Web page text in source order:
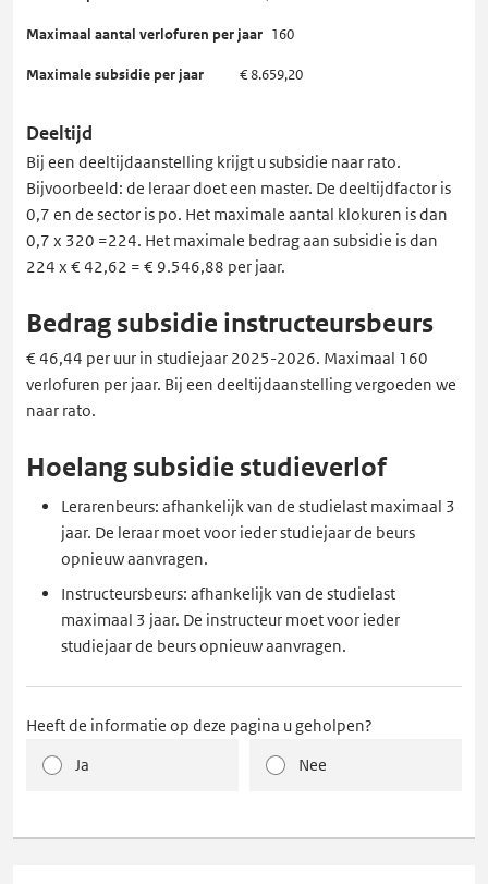
160
€ 8.659,20
Deeltijd
Bij een deeltijdaanstelling krijgt u subsidie naar rato.
Bijvoorbeeld: de leraar doet een master. De deeltijdfactor is
0,7 en de sector is po. Het maximale aantal klokuren is dan
0,7 x 320 =224. Het maximale bedrag aan subsidie is dan
224 x € 42,62 = € 9.546,88 per jaar.
Bedrag subsidie instructeursbeurs
€ 46,44 per uur in studiejaar 2025-2026. Maximaal 160
verlofuren per jaar. Bij een deeltijdaanstelling vergoeden we
naar rato.
Hoelang subsidie studieverlof
Lerarenbeurs: afhankelijk van de studielast maximaal 3
jaar. De leraar moet voor ieder studiejaar de beurs
opnieuw aanvragen.
Instructeursbeurs: afhankelijk van de studielast
maximaal 3 jaar. De instructeur moet voor ieder
studiejaar de beurs opnieuw aanvragen.
Heeft de informatie op deze pagina u geholpen?
Ja
Nee